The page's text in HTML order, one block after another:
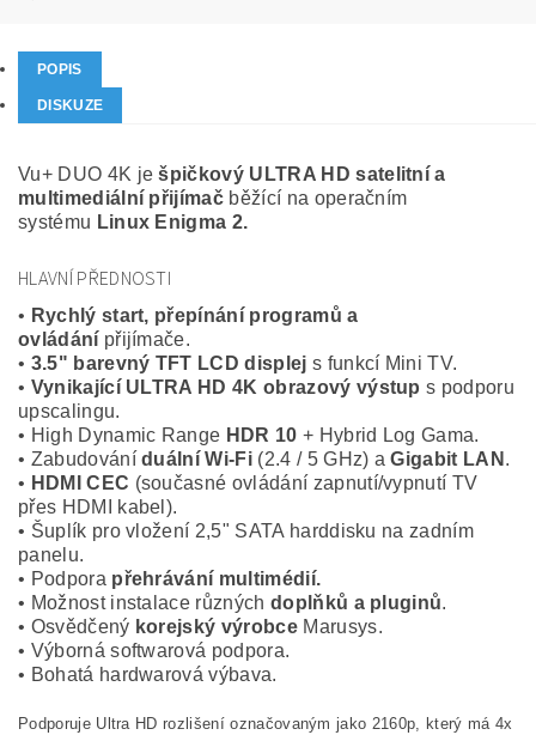
POPIS
DISKUZE
Vu+ DUO 4K ješpičkový ULTRA HD satelitní a
multimediální přijímač běžící na operačním
systému Linux Enigma 2.
HLAVNÍ PŘEDNOSTI
• Rychlý start, přepínání programů a
ovládání přijímače.
• 3.5" barevný TFT LCD displej s funkcí Mini TV.
• Vynikající ULTRA HD 4K obrazový výstup s podporu
upscalingu.
• High Dynamic Range HDR 10 + Hybrid Log Gama.
• Zabudováníduální Wi-Fi (2.4 / 5 GHz) aGigabit LAN .
• HDMI CEC (současné ovládání zapnutí/vypnutí TV
přes HDMI kabel).
• Šuplík pro vložení 2,5" SATA harddisku na zadním
panelu.
• Podpora přehrávání multimédií.
• Možnost instalace různých doplňků a pluginů.
• Osvědčený korejský výrobceMarusys.
• Výborná softwarová podpora.
• Bohatá hardwarová výbava.
Podporuje Ultra HD rozlišení označovaným jako 2160p, který má 4x